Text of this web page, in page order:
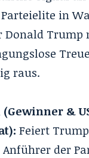
in
Donald Trump
raus.
(Gewinner &
Feiert
der